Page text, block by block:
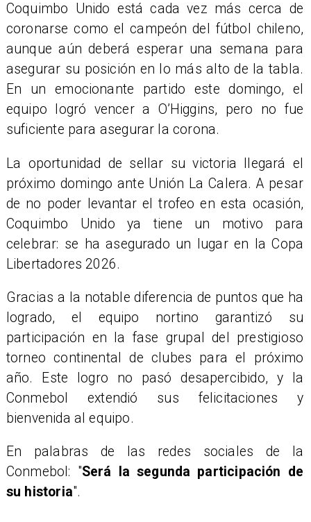
Coquimbo Unido está cada vez más cerca de
coronarse como el campeón del fútbol chileno,
aunque aún deberá esperar una semana para
asegurar su posición en lo más alto de la tabla.
En un emocionante partido este domingo, el
equipo logró vencer a O’Higgins, pero no fue
suficiente para asegurar la corona.
La oportunidad de sellar su victoria llegará el
próximo domingo ante Unión La Calera. A pesar
de no poder levantar el trofeo en esta ocasión,
Coquimbo Unido ya tiene un motivo para
celebrar: se ha asegurado un lugar en la Copa
Libertadores 2026.
Gracias a la notable diferencia de puntos que ha
logrado, el equipo nortino garantizó su
participación en la fase grupal del prestigioso
torneo continental de clubes para el próximo
año. Este logro no pasó desapercibido, y la
Conmebol extendió sus felicitaciones y
bienvenida al equipo.
En palabras de las redes sociales de la
Conmebol: "Será la segunda participación de
su historia".